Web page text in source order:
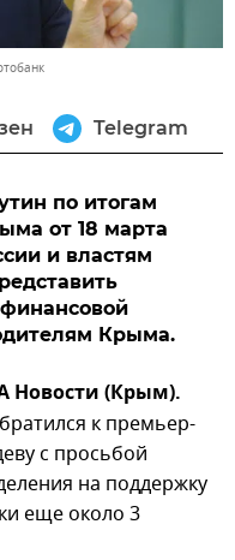
Telegram
по итогам
от 18 марта
и властям
Крыма.
(Крым).
к премьер-
с просьбой
на поддержку
еще около 3